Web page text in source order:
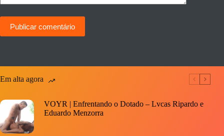
Publicar comentário
Em alta agora
VOYR | Enfrentando o Dotado – Lvcas Ripardo e
Eduardo Menzorra